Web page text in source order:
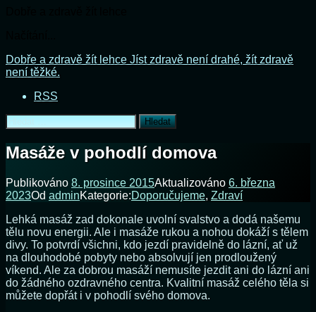
Přejít
k
webu
Dobře a zdravě žít lehce Jíst zdravě není drahé, žít zdravě
není těžké.
RSS
Vyhledávání
Masáže v pohodlí domova
Publikováno 8. prosince 2015Aktualizováno 6. března
2023Od adminKategorie:Doporučujeme, Zdraví
Lehká masáž zad dokonale uvolní svalstvo a dodá našemu
tělu novu energii. Ale i masáže rukou a nohou dokáží s tělem
divy. To potvrdí všichni, kdo jezdí pravidelně do lázní, ať už
na dlouhodobé pobyty nebo absolvují jen prodloužený
víkend. Ale za dobrou masáží nemusíte jezdit ani do lázní ani
do žádného ozdravného centra. Kvalitní masáž celého těla si
můžete dopřát i v pohodlí svého domova.